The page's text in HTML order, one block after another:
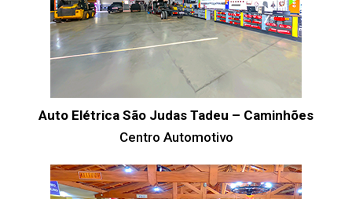
Auto Elétrica São Judas Tadeu – Caminhões
Centro Automotivo